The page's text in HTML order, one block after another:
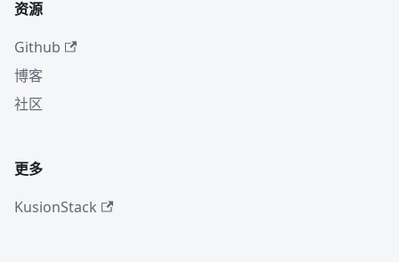
资源
Github
博客
社区
更多
KusionStack